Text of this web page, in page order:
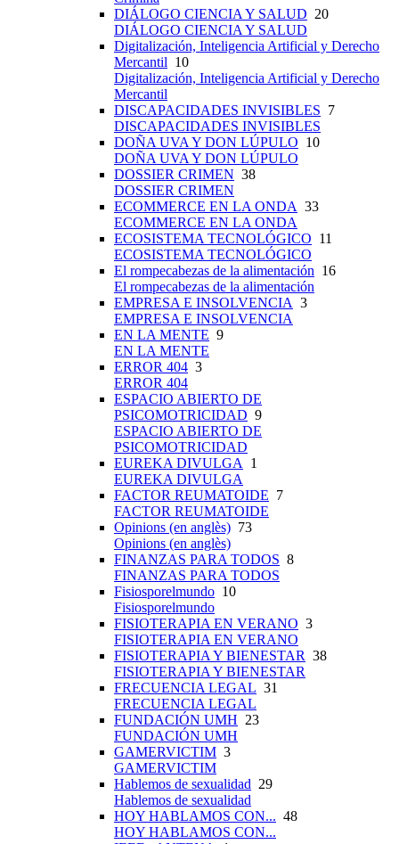
DIÁLOGO CIENCIA Y SALUD 20
DIÁLOGO CIENCIA Y SALUD
Digitalización, Inteligencia Artificial y Derecho
Mercantil 10
Digitalización, Inteligencia Artificial y Derecho
Mercantil
DISCAPACIDADES INVISIBLES 7
DISCAPACIDADES INVISIBLES
DOÑA UVA Y DON LÚPULO 10
DOÑA UVA Y DON LÚPULO
DOSSIER CRIMEN 38
DOSSIER CRIMEN
ECOMMERCE EN LA ONDA 33
ECOMMERCE EN LA ONDA
ECOSISTEMA TECNOLÓGICO 11
ECOSISTEMA TECNOLÓGICO
El rompecabezas de la alimentación 16
El rompecabezas de la alimentación
EMPRESA E INSOLVENCIA 3
EMPRESA E INSOLVENCIA
EN LA MENTE 9
EN LA MENTE
ERROR 404 3
ERROR 404
ESPACIO ABIERTO DE
PSICOMOTRICIDAD 9
ESPACIO ABIERTO DE
PSICOMOTRICIDAD
EUREKA DIVULGA
1
EUREKA DIVULGA
FACTOR REUMATOIDE 7
FACTOR REUMATOIDE
Opinions (en anglès) 73
Opinions (en anglès)
FINANZAS PARA TODOS 8
FINANZAS PARA TODOS
Fisiosporelmundo 10
Fisiosporelmundo
FISIOTERAPIA EN VERANO 3
FISIOTERAPIA EN VERANO
FISIOTERAPIA Y BIENESTAR 38
FISIOTERAPIA Y BIENESTAR
FRECUENCIA LEGAL 31
FRECUENCIA LEGAL
FUNDACIÓN UMH 23
FUNDACIÓN UMH
GAMERVICTIM 3
GAMERVICTIM
Hablemos de sexualidad 29
Hablemos de sexualidad
HOY HABLAMOS CON... 48
HOY HABLAMOS CON...